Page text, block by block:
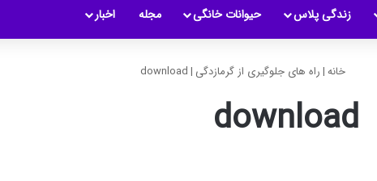
زندگی پلاس حیوانات خانگی مجله اخبار
خانه|راه های جلوگیری از گرمازدگی |
download
download